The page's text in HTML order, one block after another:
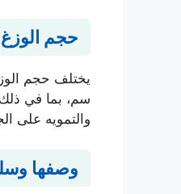
حجم
سم، بما في ذلك
والتمويه على
وصفها